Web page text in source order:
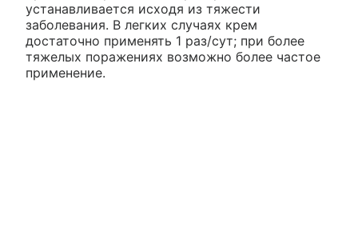
устанавливается исходя из тяжести
заболевания. В легких случаях крем
достаточно применять 1 раз/сут; при более
тяжелых поражениях возможно более частое
применение.